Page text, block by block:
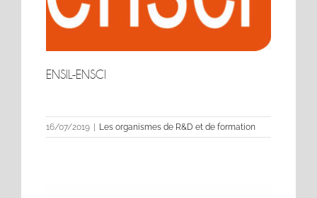
ENSIL-ENSCI
ENSIL-ENSCI
16/07/2019 | Les organismes de R&D et de formation